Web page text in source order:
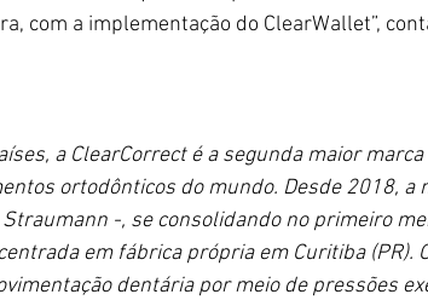
com a implementação do ClearWallet”,
a ClearCorrect é a segunda maior
ortodônticos do mundo. Desde 2018, a
-, se consolidando no primeiro
em fábrica própria em Curitiba (PR).
dentária por meio de pressões